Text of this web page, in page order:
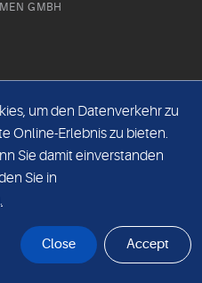
GMBH
um den Datenverkehr zu
Online-Erlebnis zu bieten.
Sie damit einverstanden
Sie in
Close Accept